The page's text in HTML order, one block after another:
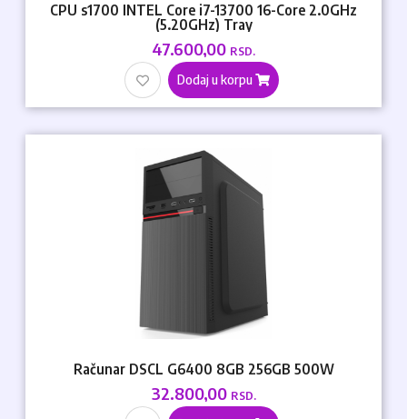
CPU s1700 INTEL Core i7-13700 16-Core 2.0GHz
(5.20GHz) Tray
47.600,00 RSD.
Dodaj u korpu
Računar DSCL G6400 8GB 256GB 500W
32.800,00 RSD.